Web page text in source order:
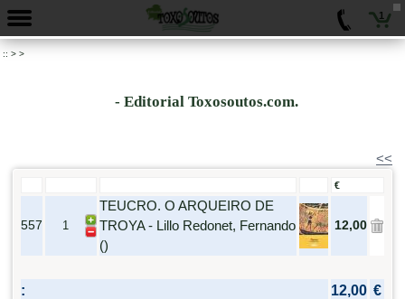
1
:: > >
- Editorial Toxosoutos.com.
<<
€
557
TEUCRO. O ARQUEIRO DE
TROYA - Lillo Redonet, Fernando
()
12,00
: 12,00 €